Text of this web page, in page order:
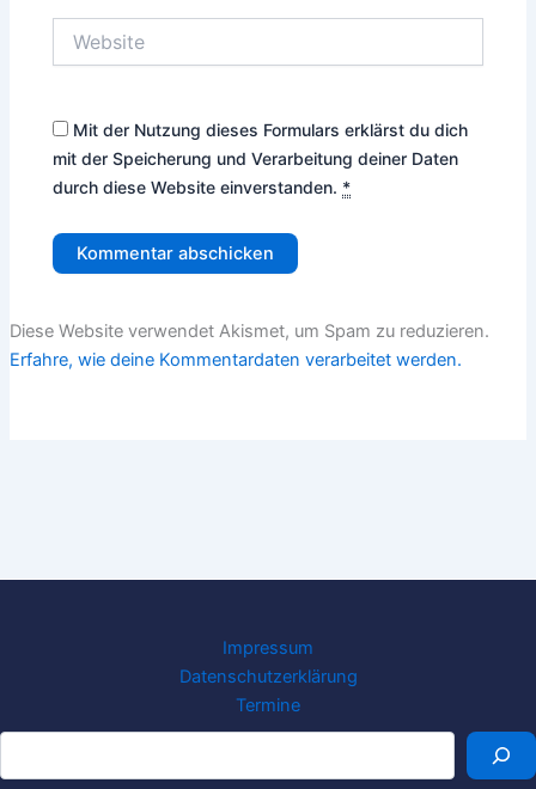
Mit der Nutzung dieses Formulars erklärst du dich
mit der Speicherung und Verarbeitung deiner Daten
durch diese Website einverstanden. *
Diese Website verwendet Akismet, um Spam zu reduzieren.
Erfahre, wie deine Kommentardaten verarbeitet werden.
Impressum
Datenschutzerklärung
Termine
Suchen